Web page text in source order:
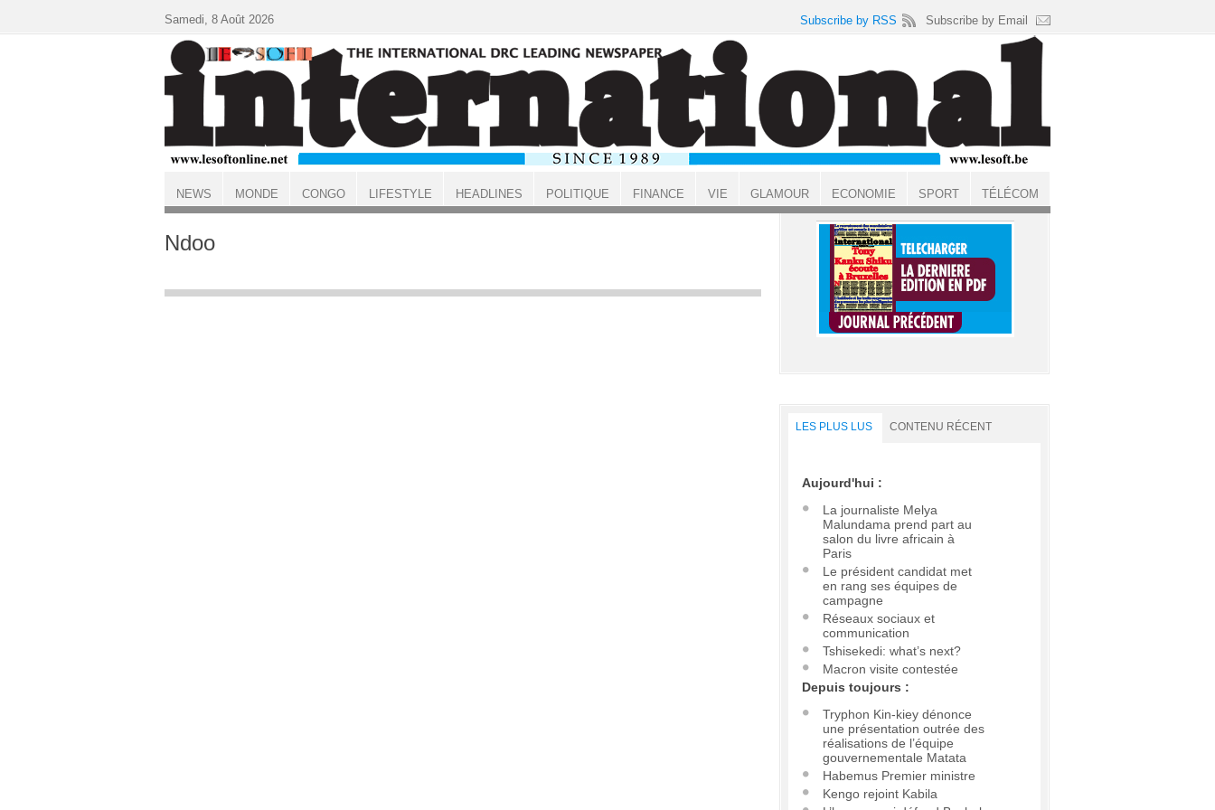
ACCUEIL
Ndoo
LES PLUS LUS CONTENU RÉCENT
Aujourd'hui :
La journaliste Melya
Malundama prend part au
salon du livre africain à
Paris
Le président candidat met
en rang ses équipes de
campagne
Réseaux sociaux et
communication
Tshisekedi: what’s next?
Macron visite contestée
Depuis toujours :
Tryphon Kin-kiey dénonce
une présentation outrée des
réalisations de l’équipe
gouvernementale Matata
Habemus Premier ministre
Kengo rejoint Kabila
Samedi, 8 Août 2026 Subscribe by RSS Subscribe by Email
NEWS MONDE CONGO LIFESTYLE HEADLINES POLITIQUE FINANCE VIE GLAMOUR ECONOMIE SPORT TÉLÉCOM